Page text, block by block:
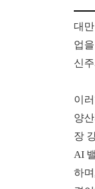
대
업
신
이
양
장
AI
하